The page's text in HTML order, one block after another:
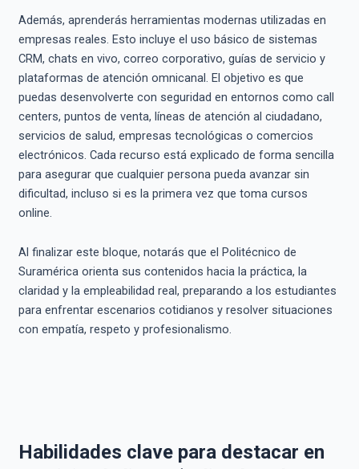
Además, aprenderás herramientas modernas utilizadas en
empresas reales. Esto incluye el uso básico de sistemas
CRM, chats en vivo, correo corporativo, guías de servicio y
plataformas de atención omnicanal. El objetivo es que
puedas desenvolverte con seguridad en entornos como call
centers, puntos de venta, líneas de atención al ciudadano,
servicios de salud, empresas tecnológicas o comercios
electrónicos. Cada recurso está explicado de forma sencilla
para asegurar que cualquier persona pueda avanzar sin
dificultad, incluso si es la primera vez que toma cursos
online.
Al finalizar este bloque, notarás que el Politécnico de
Suramérica orienta sus contenidos hacia la práctica, la
claridad y la empleabilidad real, preparando a los estudiantes
para enfrentar escenarios cotidianos y resolver situaciones
con empatía, respeto y profesionalismo.
Habilidades clave para destacar en